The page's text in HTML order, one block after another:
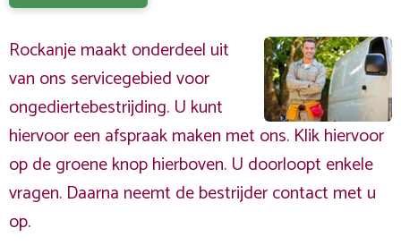
Rockanje maakt onderdeel uit
van ons servicegebied voor
ongediertebestrijding. U kunt
hiervoor een afspraak maken met ons. Klik hiervoor
op de groene knop hierboven. U doorloopt enkele
vragen. Daarna neemt de bestrijder contact met u
op.